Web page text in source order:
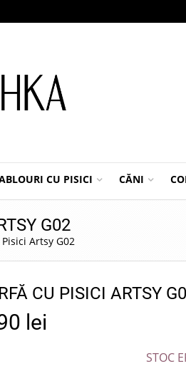
CU PISICI CĂNI
G02
Artsy G02
CU PISICI ARTSY
lei
STOC